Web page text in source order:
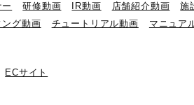
研修動画 IR動画 店舗紹介動画 施
グ動画 チュートリアル動画 マニュア
ECサイト